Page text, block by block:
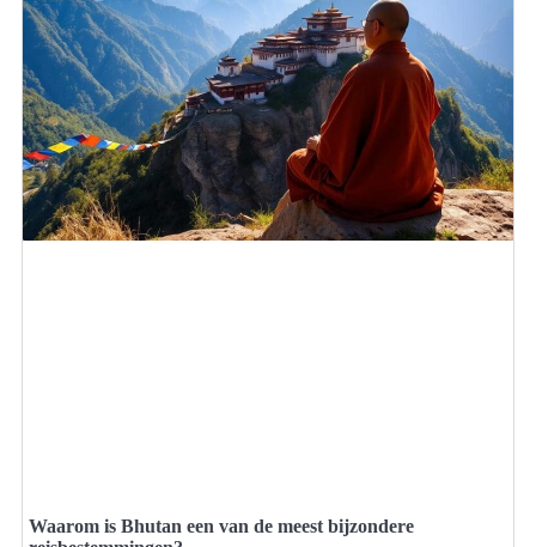
Waarom is Bhutan een van de meest bijzondere